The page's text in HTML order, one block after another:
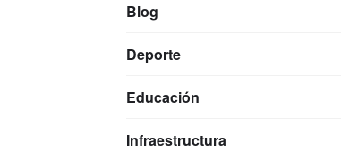
Blog
Deporte
Educación
Infraestructura